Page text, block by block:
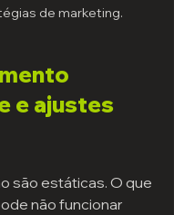
de marketing.
e ajustes
são estáticas. O que
não funcionar